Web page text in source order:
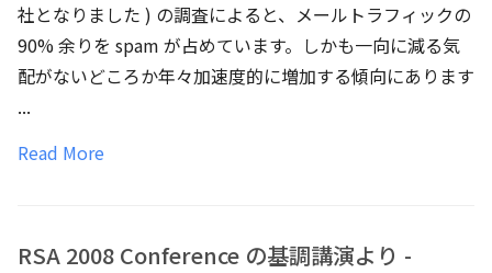
社となりました ) の調査によると、メールトラフィックの
90% 余りを spam が占めています。しかも一向に減る気
配がないどころか年々加速度的に増加する傾向にあります
...
Read More
RSA 2008 Conference の基調講演より -